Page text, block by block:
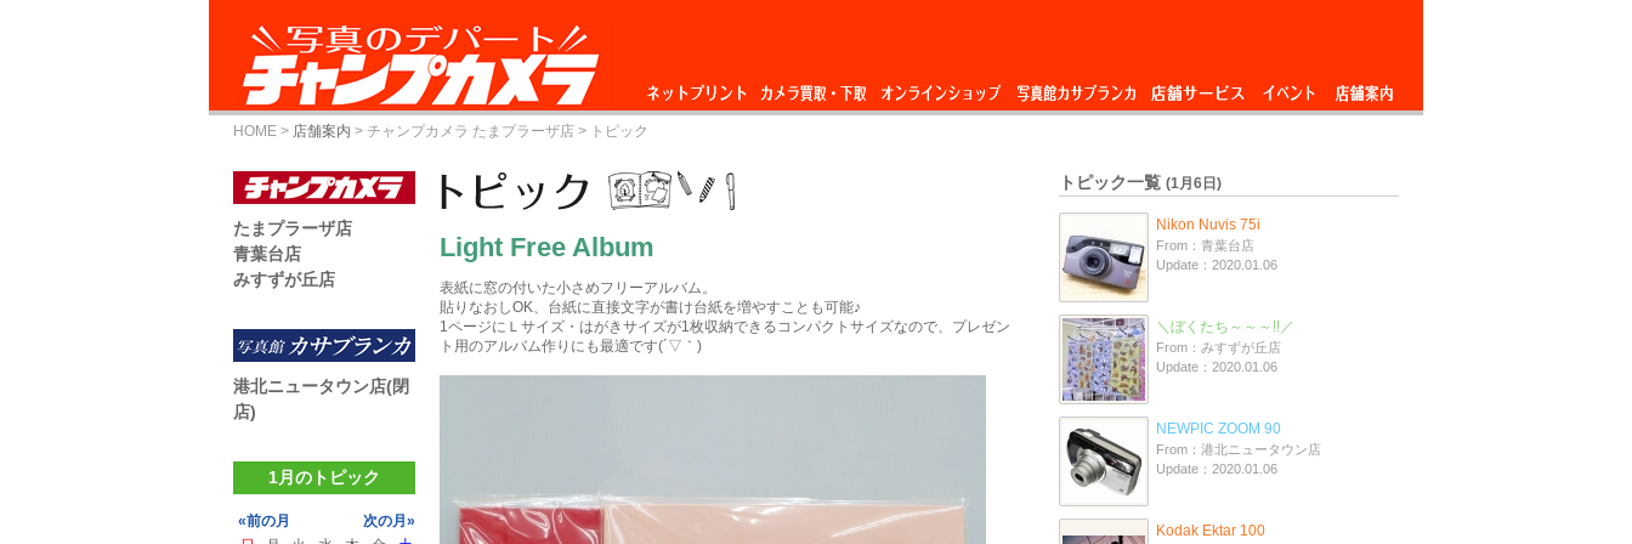
ネットプリント
カメラ買取・下
オンラインショップ 写真館カサブランカ 店舗サービス イベント 店舗案内
HOME > 店舗案内 > チャンプカメラ たまプラーザ店 > トピック
Light Free Album
表紙に窓の付いた小さめフリーアルバム。
貼りなおしOK、台紙に直接文字が書け台紙を増やすことも可能♪
1ページにＬサイズ・はがきサイズが1枚収納できるコンパクトサイズなので、プレゼン
ト用のアルバム作りにも最適です(´▽｀)
たまプラーザ店
青葉台店
みすずが丘店
港北ニュータウン店(閉
店)
1月のトピック
«前の月
次の月»
トピック一覧 (1月6日)
Nikon Nuvis 75i
From：青葉台店
Update：2020.01.06
＼ぼくたち～～～!!／
From：みすずが丘店
Update：2020.01.06
NEWPIC ZOOM 90
From：港北ニュータウン店
Update：2020.01.06
Kodak Ektar 100